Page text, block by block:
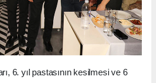
6. yıl pastasının kesilmesi ve 6